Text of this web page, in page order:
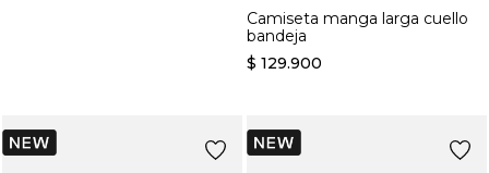
Camiseta manga larga cuello
bandeja
$ 129.900